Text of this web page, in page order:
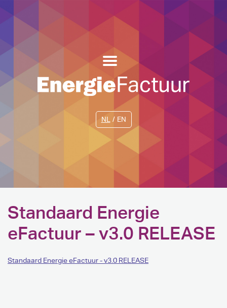
NL EN
Standaard Energie
eFactuur – v3.0 RELEASE
Standaard Energie eFactuur - v3.0 RELEASE